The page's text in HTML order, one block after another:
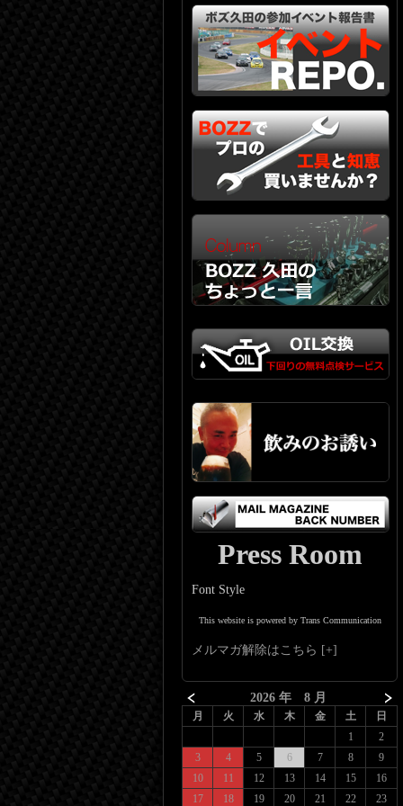
Press Room
Font Style
This website is powered by Trans Communication
メルマガ解除はこちら
2026 年 8 月
月 火 水 木 金 土
日
1
2
3
4 5 6 7 8
9
10
11 12 13 14 15
16
17
18 19 20 21 22 23